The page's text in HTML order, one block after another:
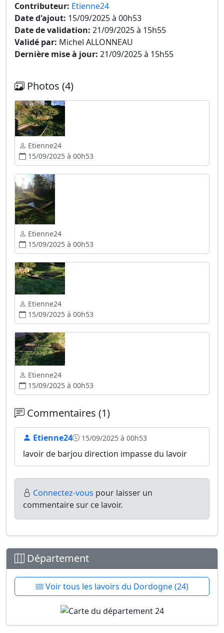
Contributeur: Etienne24
Date d'ajout: 15/09/2025 à 00h53
Date de validation: 21/09/2025 à 15h55
Validé par: Michel ALLONNEAU
Dernière mise à jour: 21/09/2025 à 15h55
Photos (4)
Etienne24
15/09/2025 à 00h53
Etienne24
15/09/2025 à 00h53
Etienne24
15/09/2025 à 00h53
Etienne24
15/09/2025 à 00h53
Commentaires (1)
Etienne24 15/09/2025 à 00h53
lavoir de barjou direction impasse du lavoir
Connectez-vous pour laisser un
commentaire sur ce lavoir.
Département
Voir tous les lavoirs du Dordogne (24)